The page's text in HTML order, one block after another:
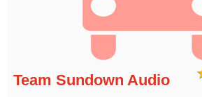
Team Sundown Audio